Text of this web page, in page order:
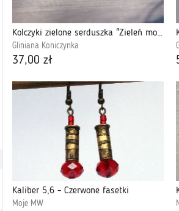
Kolczyki zielone serduszka "Zieleń morza"
Gliniana Koniczynka
37,00 zł
Kaliber 5,6 - Czerwone fasetki
Moje MW